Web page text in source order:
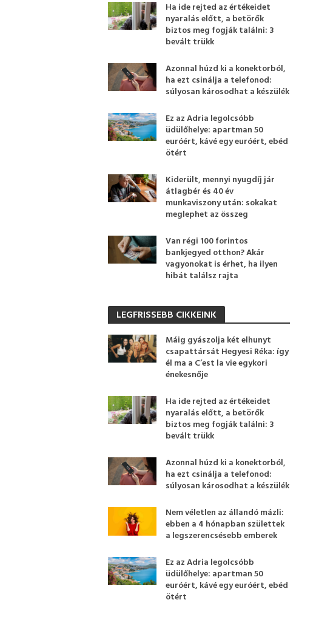
Ha ide rejted az értékeidet
nyaralás előtt, a betörők
biztos meg fogják találni: 3
bevált trükk
Azonnal húzd ki a konektorból,
ha ezt csinálja a telefonod:
súlyosan károsodhat a készülék
Ez az Adria legolcsóbb
üdülőhelye: apartman 50
euróért, kávé egy euróért, ebéd
ötért
Kiderült, mennyi nyugdíj jár
átlagbér és 40 év
munkaviszony után: sokakat
meglephet az összeg
Van régi 100 forintos
bankjegyed otthon? Akár
vagyonokat is érhet, ha ilyen
hibát találsz rajta
LEGFRISSEBB CIKKEINK
Máig gyászolja két elhunyt
csapattársát Hegyesi Réka: így
él ma a C’est la vie egykori
énekesnője
Ha ide rejted az értékeidet
nyaralás előtt, a betörők
biztos meg fogják találni: 3
bevált trükk
Azonnal húzd ki a konektorból,
ha ezt csinálja a telefonod:
súlyosan károsodhat a készülék
Nem véletlen az állandó mázli:
ebben a 4 hónapban születtek
a legszerencsésebb emberek
Ez az Adria legolcsóbb
üdülőhelye: apartman 50
euróért, kávé egy euróért, ebéd
ötért